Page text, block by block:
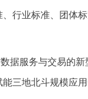
行业标准、团体
据服务与交易的
三地北斗规模应